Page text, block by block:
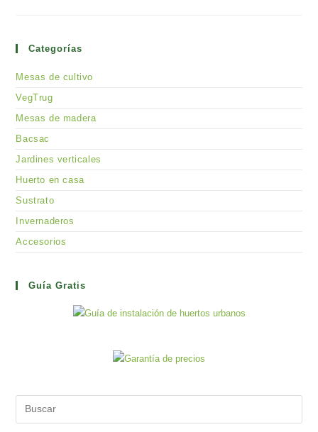
Categorías
Mesas de cultivo
VegTrug
Mesas de madera
Bacsac
Jardines verticales
Huerto en casa
Sustrato
Invernaderos
Accesorios
Guía Gratis